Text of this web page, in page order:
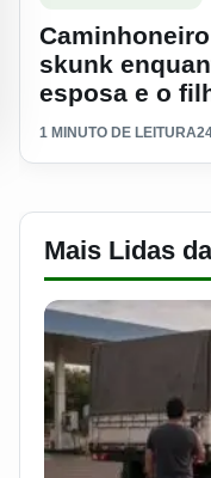
skunk
esposa e o
1 MINUTO DE LEITURA
Mais Lidas